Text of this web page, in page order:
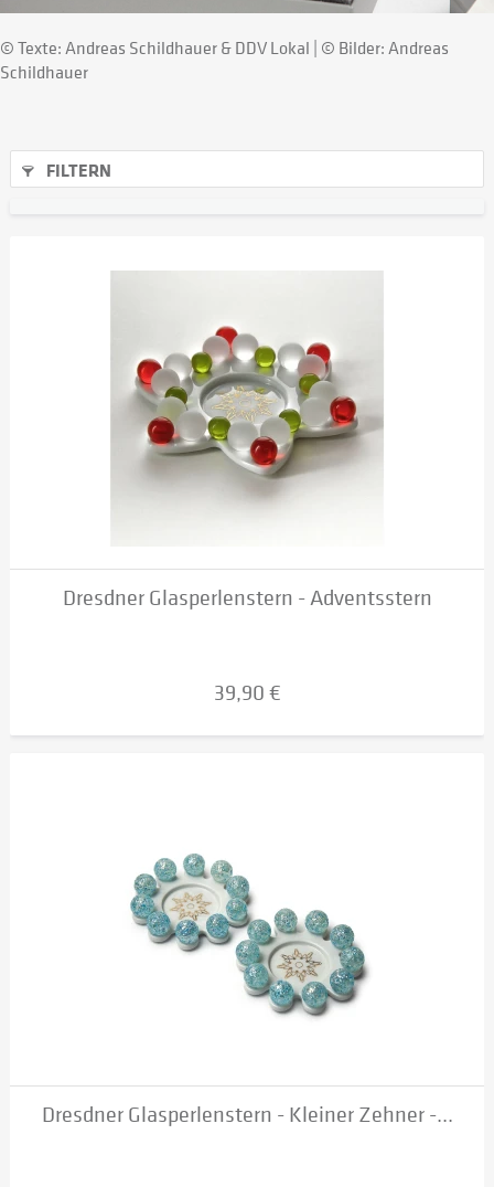
© Texte: Andreas Schildhauer & DDV Lokal | © Bilder: Andreas
Schildhauer
FILTERN
Dresdner Glasperlenstern - Adventsstern
39,90 €
Dresdner Glasperlenstern - Kleiner Zehner -...